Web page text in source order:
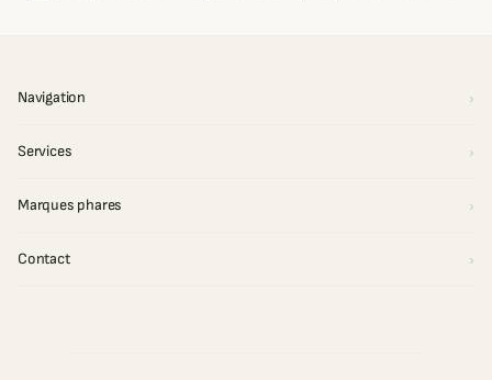
Navigation
Services
Marques phares
Contact